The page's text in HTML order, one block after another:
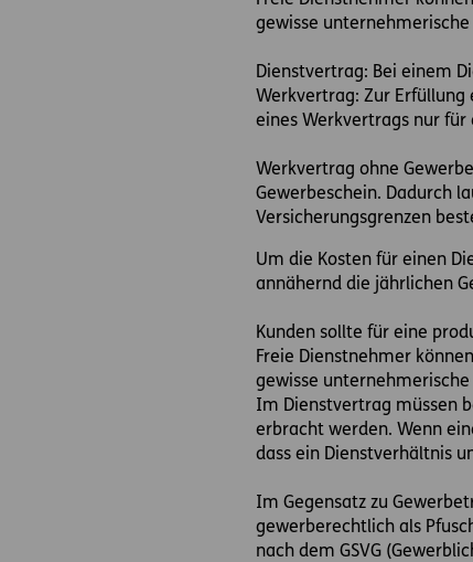
gewisse
Dienstvertrag: Bei einem
Werkvertrag: Zur
eines Werkvertrags nur
Werkvertrag ohne
Gewerbeschein. Dadurch
Versicherungsgrenzen
Um die Kosten für einen
annähernd die jährlichen
Kunden sollte für eine
Freie Dienstnehmer
gewisse
Im Dienstvertrag müssen
erbracht werden. Wenn
dass ein Dienstverhältnis
Im Gegensatz zu
gewerberechtlich als
nach dem GSVG